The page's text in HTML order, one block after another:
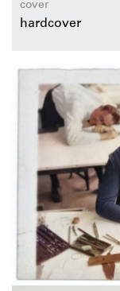
cover
hardcover